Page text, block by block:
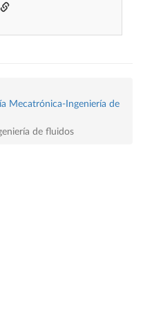
Mecatrónica-Ingeniería de
de fluidos